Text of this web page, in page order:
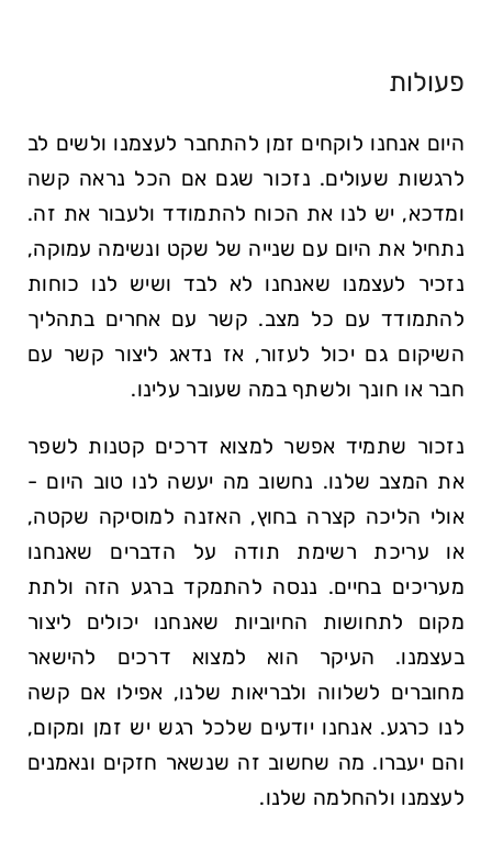
פעולות
היום אנחנו לוקחים זמן להתחבר לעצמנו ולשים לב
לרגשות שעולים. נזכור שגם אם הכל נראה קשה
ומדכא, יש לנו את הכוח להתמודד ולעבור את זה.
נתחיל את היום עם שנייה של שקט ונשימה עמוקה,
נזכיר לעצמנו שאנחנו לא לבד ושיש לנו כוחות
להתמודד עם כל מצב. קשר עם אחרים בתהליך
השיקום גם יכול לעזור, אז נדאג ליצור קשר עם
חבר או חונך ולשתף במה שעובר עלינו.
נזכור שתמיד אפשר למצוא דרכים קטנות לשפר
את המצב שלנו. נחשוב מה יעשה לנו טוב היום -
אולי הליכה קצרה בחוץ, האזנה למוסיקה שקטה,
או עריכת רשימת תודה על הדברים שאנחנו
מעריכים בחיים. ננסה להתמקד ברגע הזה ולתת
מקום לתחושות החיוביות שאנחנו יכולים ליצור
בעצמנו. העיקר הוא למצוא דרכים להישאר
מחוברים לשלווה ולבריאות שלנו, אפילו אם קשה
לנו כרגע. אנחנו יודעים שלכל רגש יש זמן ומקום,
והם יעברו. מה שחשוב זה שנשאר חזקים ונאמנים
לעצמנו ולהחלמה שלנו.